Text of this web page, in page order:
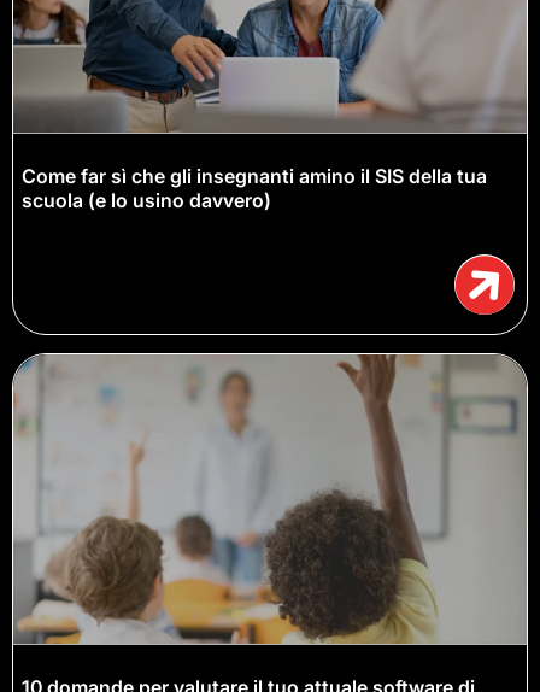
Come far sì che gli insegnanti amino il SIS della tua
scuola (e lo usino davvero)
10 domande per valutare il tuo attuale software di